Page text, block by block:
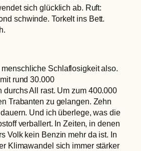
sich glücklich ab. Ruft:
schwinde. Torkelt ins Bett.
Schlaflosigkeit also.
rund 30.000
durchs All rast. Um zum 400.000
Trabanten zu gelangen. Zehn
Und ich überlege, was die
verballert. In Zeiten, in denen
Volk kein Benzin mehr da ist. In
Klimawandel sich immer stärker